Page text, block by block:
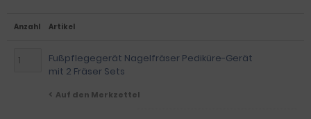
Anzahl Artikel
Fußpflegegerät Nagelfräser Pediküre-Gerät
mit 2 Fräser Sets
Auf den Merkzettel